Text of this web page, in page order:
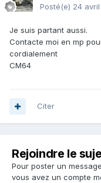
Posté(e) 24 avril
Je suis partant aussi.
Contacte moi en mp
cordialement
CM64
Citer
Rejoindre le
Pour poster un
vous avez un compte